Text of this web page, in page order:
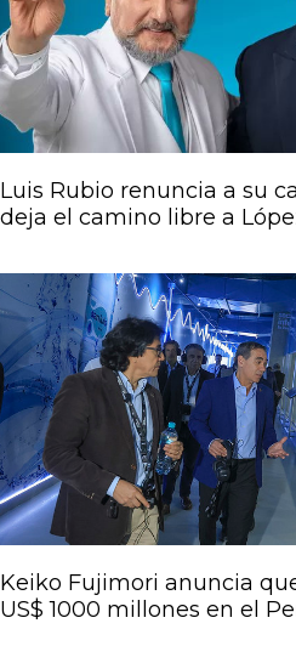
Luis Rubio renuncia a su
deja el camino libre a
Keiko Fujimori anuncia
US$ 1000 millones en el